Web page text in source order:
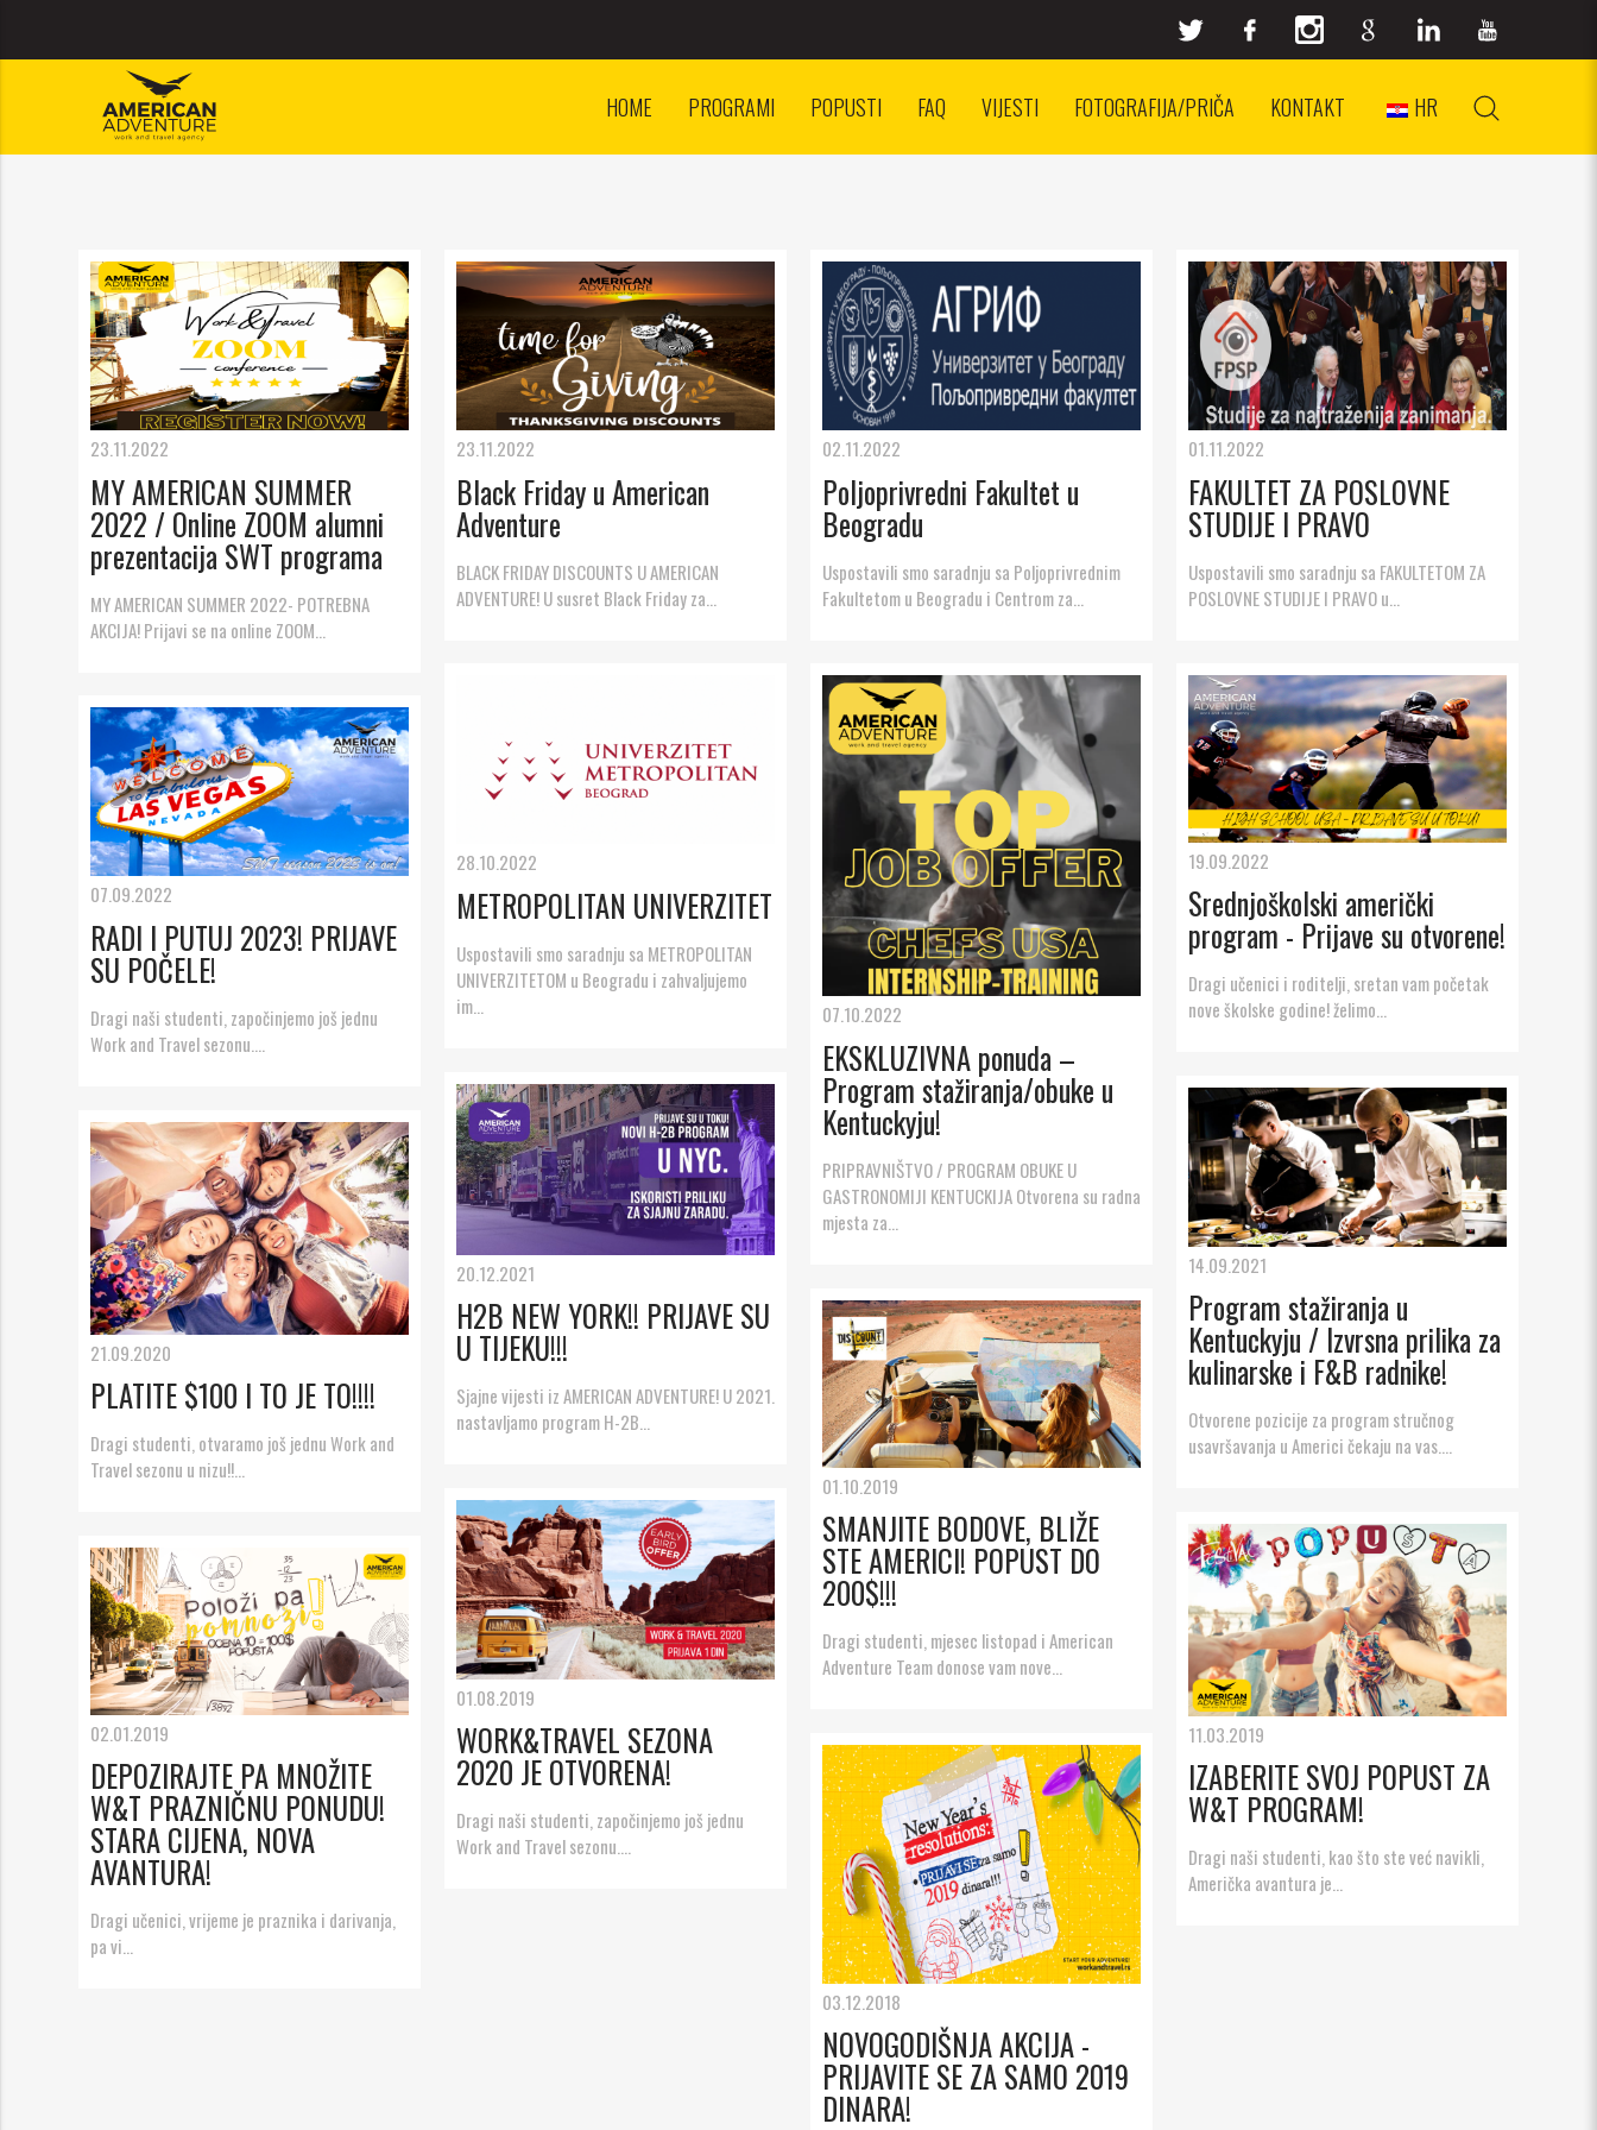
HOME PROGRAMI POPUSTI FAQ VIJESTI FOTOGRAFIJA/PRIČA KONTAKT HR
23.11.2022
MY AMERICAN SUMMER
2022 / Online ZOOM alumni
prezentacija SWT programa
MY AMERICAN SUMMER 2022- POTREBNA
AKCIJA! Prijavi se na online ZOOM...
23.11.2022
Black Friday u American
Adventure
BLACK FRIDAY DISCOUNTS U AMERICAN
ADVENTURE! U susret Black Friday za...
02.11.2022
Poljoprivredni Fakultet u
Beogradu
Uspostavili smo saradnju sa Poljoprivrednim
Fakultetom u Beogradu i Centrom za...
01.11.2022
FAKULTET ZA POSLOVNE
STUDIJE I PRAVO
Uspostavili smo saradnju sa FAKULTETOM ZA
POSLOVNE STUDIJE I PRAVO u...
28.10.2022
METROPOLITAN UNIVERZITET
Uspostavili smo saradnju sa METROPOLITAN
UNIVERZITETOM u Beogradu i zahvaljujemo
im...
07.10.2022
EKSKLUZIVNA ponuda –
Program stažiranja/obuke u
Kentuckyju!
PRIPRAVNIŠTVO / PROGRAM OBUKE U
GASTRONOMIJI KENTUCKIJA Otvorena su radna
mjesta za...
19.09.2022
Srednjoškolski američki
program - Prijave su otvorene!
Dragi učenici i roditelji, sretan vam početak
nove školske godine! želimo...
07.09.2022
RADI I PUTUJ 2023! PRIJAVE
SU POČELE!
Dragi naši studenti, započinjemo još jednu
Work and Travel sezonu....
20.12.2021
H2B NEW YORK!! PRIJAVE SU
U TIJEKU!!!
Sjajne vijesti iz AMERICAN ADVENTURE! U 2021.
nastavljamo program H-2B...
14.09.2021
Program stažiranja u
Kentuckyju / Izvrsna prilika za
kulinarske i F&B radnike!
Otvorene pozicije za program stručnog
usavršavanja u Americi čekaju na vas....
21.09.2020
PLATITE $100 I TO JE TO!!!!
Dragi studenti, otvaramo još jednu Work and
Travel sezonu u nizu!!...
01.10.2019
SMANJITE BODOVE, BLIŽE
STE AMERICI! POPUST DO
200$!!!
Dragi studenti, mjesec listopad i American
Adventure Team donose vam nove...
01.08.2019
WORK&TRAVEL SEZONA
2020 JE OTVORENA!
Dragi naši studenti, započinjemo još jednu
Work and Travel sezonu....
11.03.2019
IZABERITE SVOJ POPUST ZA
W&T PROGRAM!
Dragi naši studenti, kao što ste već navikli,
Američka avantura je...
02.01.2019
DEPOZIRAJTE PA MNOŽITE
W&T PRAZNIČNU PONUDU!
STARA CIJENA, NOVA
AVANTURA!
Dragi učenici, vrijeme je praznika i darivanja,
pa vi...
03.12.2018
NOVOGODIŠNJA AKCIJA -
PRIJAVITE SE ZA SAMO 2019
DINARA!